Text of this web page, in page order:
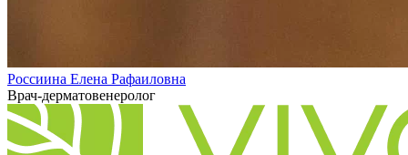
Россиина Елена Рафаиловна
Врач-дерматовенеролог